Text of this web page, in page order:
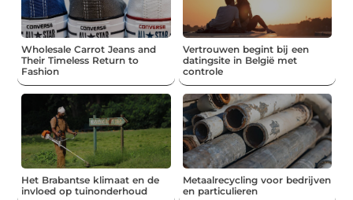
Wholesale Carrot Jeans and
Their Timeless Return to
Fashion
Vertrouwen begint bij een
datingsite in België met
controle
Het Brabantse klimaat en de
invloed op tuinonderhoud
Metaalrecycling voor bedrijven
en particulieren